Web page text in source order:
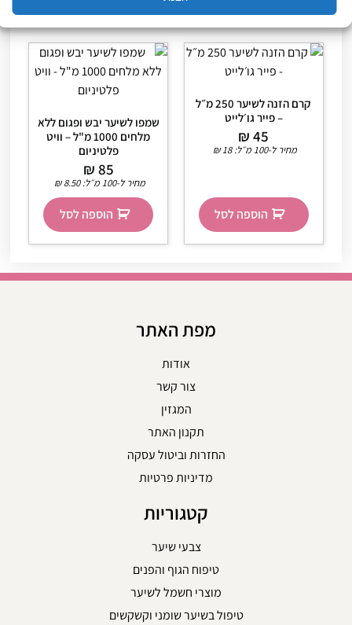
קרם הזנה לשיער 250 מ״ל
– פייר גו׳לייט
₪45
מחיר ל-100 מ״ל: ₪18
הוספה לסל
שמפו לשיער יבש ופגום ללא
מלחים 1000 מ"ל – וויט
פלטיניום
₪85
מחיר ל-100 מ״ל: ₪8.50
הוספה לסל
מפת האתר
אודות
צור קשר
המגזין
תקנון האתר
החזרות וביטול עסקה
מדיניות פרטיות
קטגוריות
צבעי שיער
טיפוח הגוף והפנים
מוצרי חשמל לשיער
טיפול בשיער שומני וקשקשים